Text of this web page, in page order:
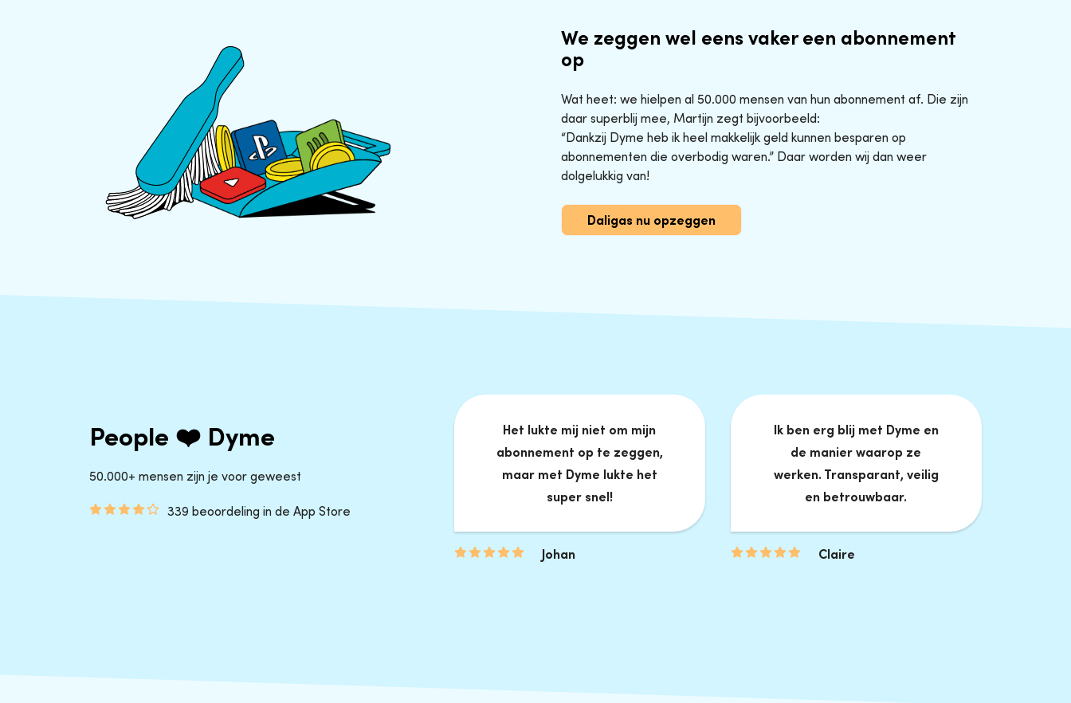
We zeggen wel eens vaker een abonnement
op
Wat heet: we hielpen al 50.000 mensen van hun abonnement af. Die zijn
daar superblij mee, Martijn zegt bijvoorbeeld:
“Dankzij Dyme heb ik heel makkelijk geld kunnen besparen op
abonnementen die overbodig waren.” Daar worden wij dan weer
dolgelukkig van!
Daligas nu opzeggen
People ❤️ Dyme
50.000+ mensen zijn je voor geweest
339 beoordeling in de App Store
Het lukte mij niet om mijn
abonnement op te zeggen,
maar met Dyme lukte het
super snel!
Johan
Ik ben erg blij met Dyme en
de manier waarop ze
werken. Transparant, veilig
en betrouwbaar.
Claire